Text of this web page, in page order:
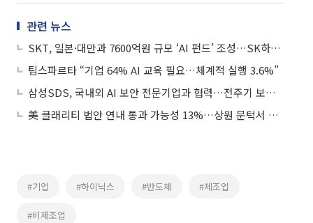
관련 뉴스
SKT, 일본·대만과 7600억원 규모 ‘AI 펀드’ 조성…SK하이닉스도 참여 추진
팀스파르타 “기업 64% AI 교육 필요…체계적 실행 3.6%”
삼성SDS, 국내외 AI 보안 전문기업과 협력…전주기 보안 체계 고도화
美 클래리티 법안 연내 통과 가능성 13%…상원 문턱서 제동
#기업 #하이닉스 #반도체 #제조업
#비제조업